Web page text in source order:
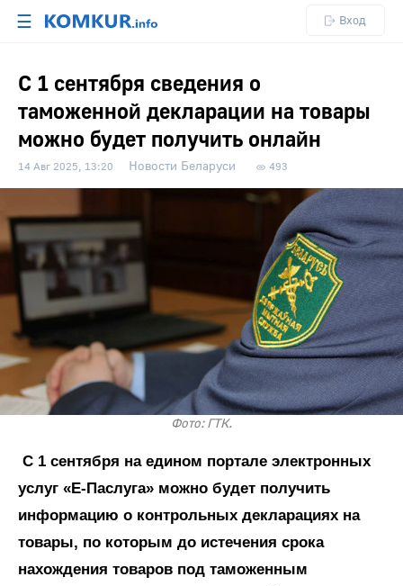
☰ Вход
С 1 сентября сведения о
таможенной декларации на товары
можно будет получить онлайн
14 Авг 2025, 13:20 Новости Беларуси 493
Фото: ГТК.
С 1 сентября на едином портале электронных
услуг «Е-Паслуга» можно будет получить
информацию о контрольных декларациях на
товары, по которым до истечения срока
нахождения товаров под таможенным